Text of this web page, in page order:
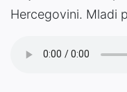
Hercegovini. Mladi